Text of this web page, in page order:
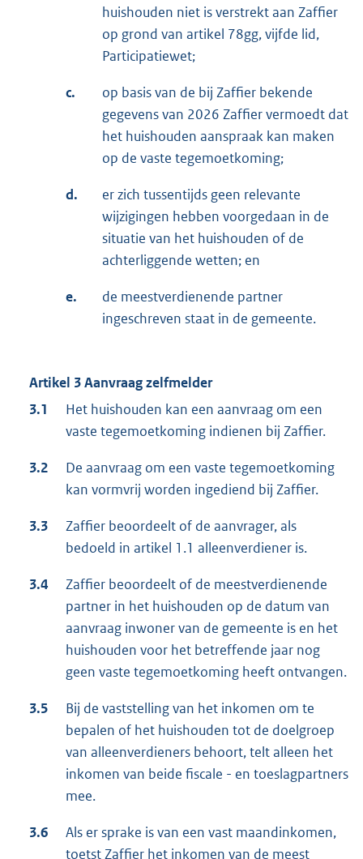
huishouden niet is verstrekt aan Zaffier
op grond van artikel 78gg, vijfde lid,
Participatiewet;
c.
op basis van de bij Zaffier bekende
gegevens van 2026 Zaffier vermoedt dat
het huishouden aanspraak kan maken
op de vaste tegemoetkoming;
d.
er zich tussentijds geen relevante
wijzigingen hebben voorgedaan in de
situatie van het huishouden of de
achterliggende wetten; en
e.
de meestverdienende partner
ingeschreven staat in de gemeente.
Artikel 3 Aanvraag zelfmelder
3.1
Het huishouden kan een aanvraag om een
vaste tegemoetkoming indienen bij Zaffier.
3.2
De aanvraag om een vaste tegemoetkoming
kan vormvrij worden ingediend bij Zaffier.
3.3
Zaffier beoordeelt of de aanvrager, als
bedoeld in artikel 1.1 alleenverdiener is.
3.4
Zaffier beoordeelt of de meestverdienende
partner in het huishouden op de datum van
aanvraag inwoner van de gemeente is en het
huishouden voor het betreffende jaar nog
geen vaste tegemoetkoming heeft ontvangen.
3.5
Bij de vaststelling van het inkomen om te
bepalen of het huishouden tot de doelgroep
van alleenverdieners behoort, telt alleen het
inkomen van beide fiscale - en toeslagpartners
mee.
3.6
Als er sprake is van een vast maandinkomen,
toetst Zaffier het inkomen van de meest